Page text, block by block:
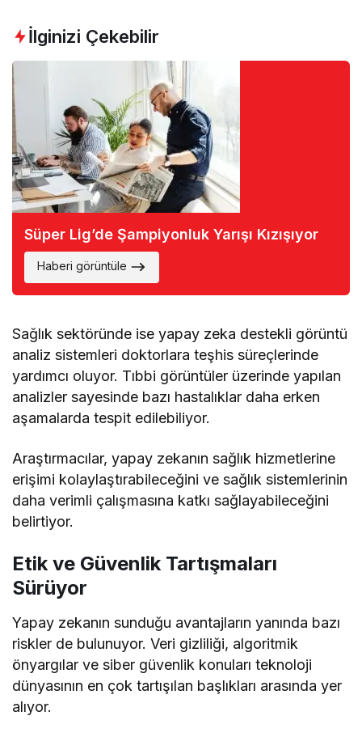
İlginizi Çekebilir
Süper Lig’de Şampiyonluk Yarışı Kızışıyor
Haberi görüntüle
Sağlık sektöründe ise yapay zeka destekli görüntü
analiz sistemleri doktorlara teşhis süreçlerinde
yardımcı oluyor. Tıbbi görüntüler üzerinde yapılan
analizler sayesinde bazı hastalıklar daha erken
aşamalarda tespit edilebiliyor.
Araştırmacılar, yapay zekanın sağlık hizmetlerine
erişimi kolaylaştırabileceğini ve sağlık sistemlerinin
daha verimli çalışmasına katkı sağlayabileceğini
belirtiyor.
Etik ve Güvenlik Tartışmaları
Sürüyor
Yapay zekanın sunduğu avantajların yanında bazı
riskler de bulunuyor. Veri gizliliği, algoritmik
önyargılar ve siber güvenlik konuları teknoloji
dünyasının en çok tartışılan başlıkları arasında yer
alıyor.